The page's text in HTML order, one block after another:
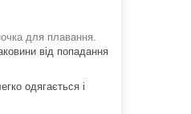
для плавання
від попадання
одягається і